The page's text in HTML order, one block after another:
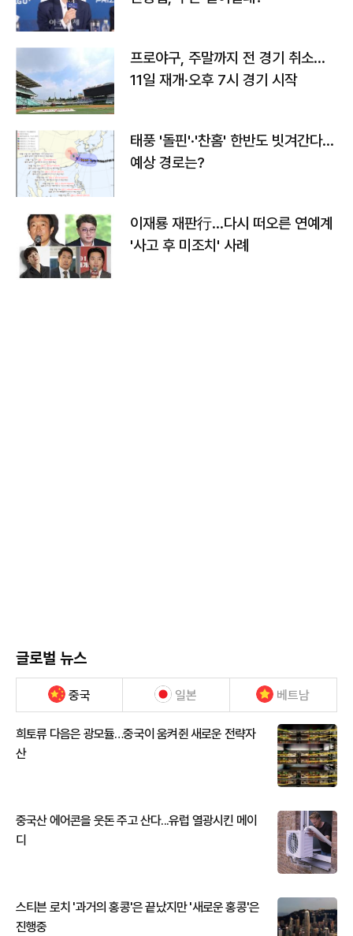
프로야구, 주말까지 전 경기 취소…
11일 재개·오후 7시 경기 시작
태풍 '돌핀'·'찬홈' 한반도 빗겨간다…
예상 경로는?
이재룡 재판行…다시 떠오른 연예계
'사고 후 미조치' 사례
글로벌 뉴스
중국 일본 베트남
희토류 다음은 광모듈…중국이 움켜쥔 새로운 전략자
산
중국산 에어콘을 웃돈 주고 산다...유럽 열광시킨 메이
디
스티븐 로치 '과거의 홍콩'은 끝났지만 '새로운 홍콩'은
진행중